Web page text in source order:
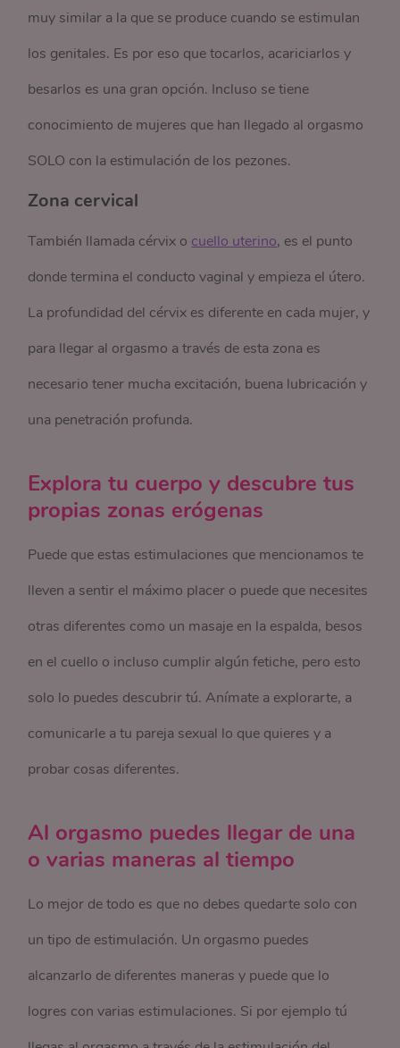
muy similar a la que se produce cuando se estimulan
los genitales. Es por eso que tocarlos, acariciarlos y
besarlos es una gran opción. Incluso se tiene
conocimiento de mujeres que han llegado al orgasmo
SOLO con la estimulación de los pezones.
Zona cervical
También llamada cérvix o cuello uterino, es el punto
donde termina el conducto vaginal y empieza el útero.
La profundidad del cérvix es diferente en cada mujer, y
para llegar al orgasmo a través de esta zona es
necesario tener mucha excitación, buena lubricación y
una penetración profunda.
Explora tu cuerpo y descubre tus
propias zonas erógenas
Puede que estas estimulaciones que mencionamos te
lleven a sentir el máximo placer o puede que necesites
otras diferentes como un masaje en la espalda, besos
en el cuello o incluso cumplir algún fetiche, pero esto
solo lo puedes descubrir tú. Anímate a explorarte, a
comunicarle a tu pareja sexual lo que quieres y a
probar cosas diferentes.
Al orgasmo puedes llegar de una
o varias maneras al tiempo
Lo mejor de todo es que no debes quedarte solo con
un tipo de estimulación. Un orgasmo puedes
alcanzarlo de diferentes maneras y puede que lo
logres con varias estimulaciones. Si por ejemplo tú